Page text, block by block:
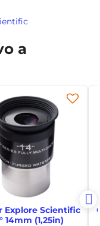
a
Explore Scientific
14mm (1,25in)